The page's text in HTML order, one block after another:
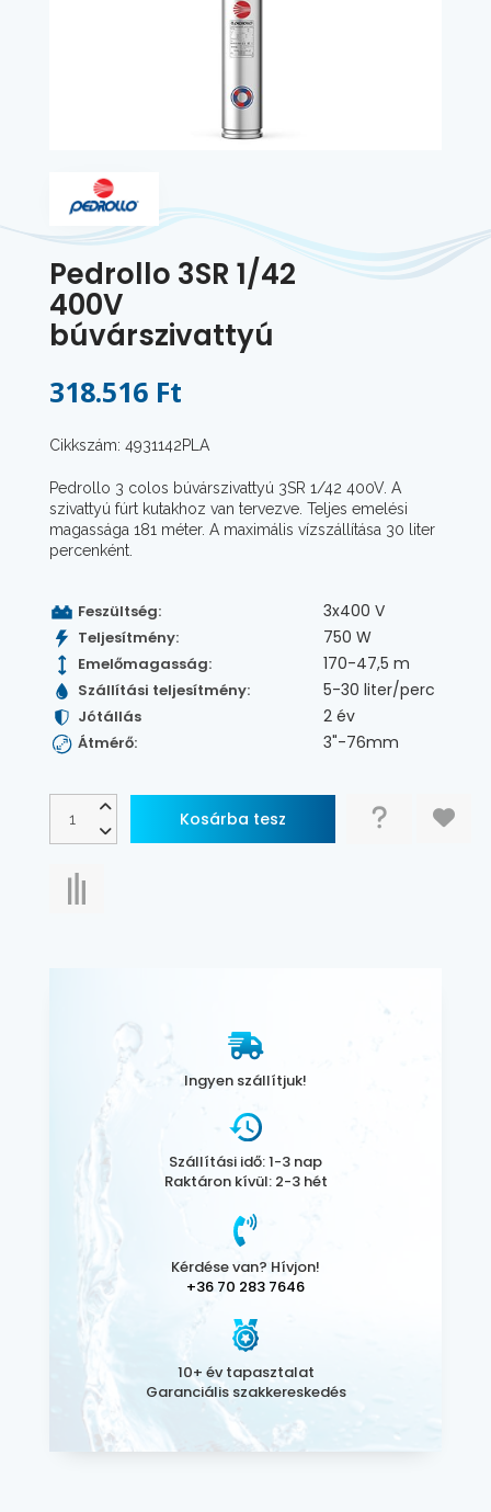
Pedrollo 3SR 1/42
400V
búvárszivattyú
318.516 Ft
Cikkszám: 4931142PLA
Pedrollo 3 colos búvárszivattyú 3SR 1/42 400V. A
szivattyú fúrt kutakhoz van tervezve. Teljes emelési
magassága 181 méter. A maximális vízszállítása 30 liter
percenként.
Feszültség: 3x400 V
Teljesítmény: 750 W
Emelőmagasság: 170-47,5 m
Szállítási teljesítmény: 5-30 liter/perc
Jótállás 2 év
Átmérő: 3"-76mm
Ingyen szállítjuk!
Szállítási idő: 1-3 nap
Raktáron kívül: 2-3 hét
Kérdése van? Hívjon!
+36 70 283 7646
10+ év tapasztalat
Garanciális szakkereskedés